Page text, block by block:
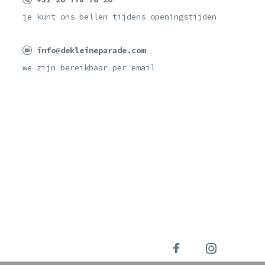
je kunt ons bellen tijdens openingstijden
info@dekleineparade.com
we zijn bereikbaar per email